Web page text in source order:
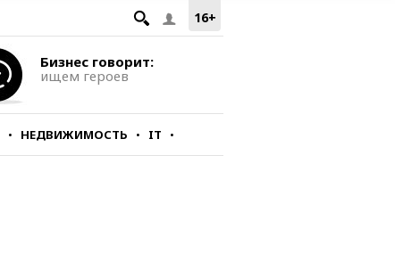
16+
Бизнес говорит:
ищем героев
НЕДВИЖИМОСТЬ IT